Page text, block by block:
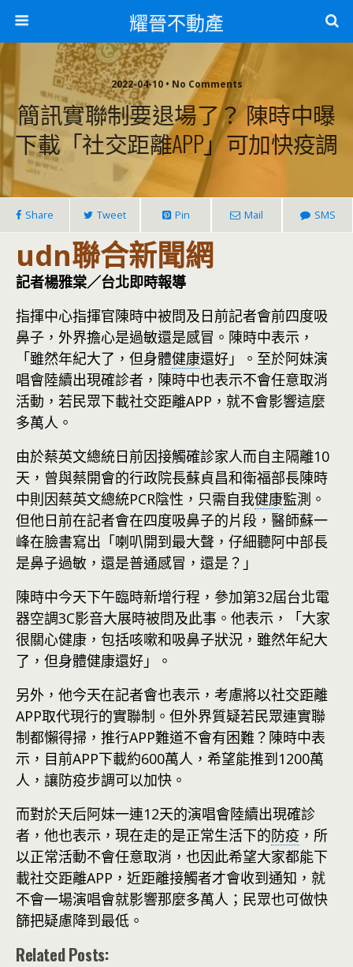
耀晉不動產
2022-04-10 • No Comments
簡訊實聯制要退場了？ 陳時中曝
下載「社交距離APP」可加快疫調
Share Tweet Pin Mail SMS
udn聯合新聞網
記者楊雅棠／台北即時報導
指揮中心指揮官陳時中被問及日前記者會前四度吸
鼻子，外界擔心是過敏還是感冒。陳時中表示，
「雖然年紀大了，但身體健康還好」。至於阿妹演
唱會陸續出現確診者，陳時中也表示不會任意取消
活動，若民眾下載社交距離APP，就不會影響這麼
多萬人。
由於蔡英文總統日前因接觸確診家人而自主隔離10
天，曾與蔡開會的行政院長蘇貞昌和衛福部長陳時
中則因蔡英文總統PCR陰性，只需自我健康監測。
但他日前在記者會在四度吸鼻子的片段，醫師蘇一
峰在臉書寫出「喇叭開到最大聲，仔細聽阿中部長
是鼻子過敏，還是普通感冒，還是？」
陳時中今天下午臨時新增行程，參加第32屆台北電
器空調3C影音大展時被問及此事。他表示，「大家
很關心健康，包括咳嗽和吸鼻子狀況，雖然年紀大
了，但身體健康還好」。
另外，他今天在記者會也表示，考慮將以社交距離
APP取代現行的實聯制。但外界質疑若民眾連實聯
制都懶得掃，推行APP難道不會有困難？陳時中表
示，目前APP下載約600萬人，希望能推到1200萬
人，讓防疫步調可以加快。
而對於天后阿妹一連12天的演唱會陸續出現確診
者，他也表示，現在走的是正常生活下的防疫 ，所
以正常活動不會任意取消，也因此希望大家都能下
載社交距離APP，近距離接觸者才會收到通知，就
不會一場演唱會就影響那麼多萬人；民眾也可做快
篩把疑慮降到最低。
Related Posts: